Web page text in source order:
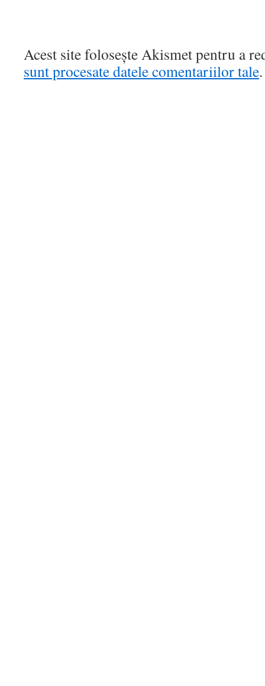
Acest site folosește Akismet pentru a
sunt procesate datele comentariilor tale.